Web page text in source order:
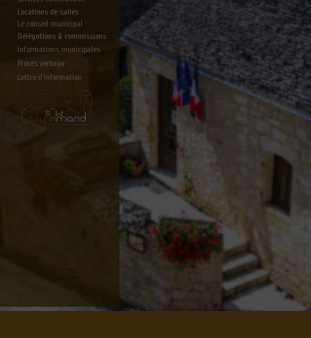
Locations de salles
Le conseil municipal
Délégations & commissions
Informations municipales
Lettre d'information
Procès verbaux